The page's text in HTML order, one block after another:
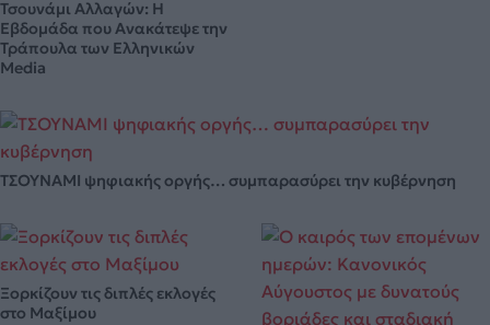
Τσουνάμι Αλλαγών: Η
Εβδομάδα που Ανακάτεψε την
Τράπουλα των Ελληνικών
Media
ΤΣΟΥΝΑΜΙ ψηφιακής οργής… συμπαρασύρει την κυβέρνηση
Ξορκίζουν τις διπλές εκλογές
στο Μαξίμου